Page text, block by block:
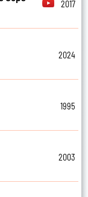
2017
2024
1995
2003